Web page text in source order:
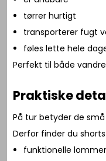
tørrer hurtigt
transporterer fugt
føles lette hele
Perfekt til både
Praktiske
På tur betyder de
Derfor finder du
funktionelle lommer